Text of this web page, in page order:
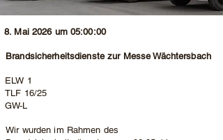
8. Mai 2026 um 05:00:00
Brandsicherheitsdienste zur Messe Wächtersbach
ELW 1
TLF 16/25
GW-L
Wir wurden im Rahmen des